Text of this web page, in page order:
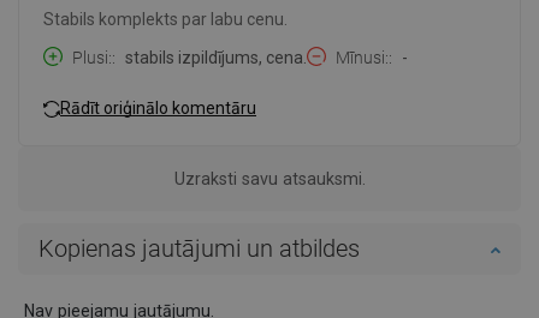
Stabils komplekts par labu cenu.
Plusi:
stabils izpildījums, cena. Mīnusi: -
Rādīt oriģinālo komentāru
Uzraksti savu atsauksmi.
Kopienas jautājumi un atbildes
Nav pieejamu jautājumu.